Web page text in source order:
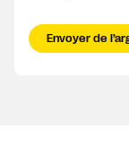
Envoyer de